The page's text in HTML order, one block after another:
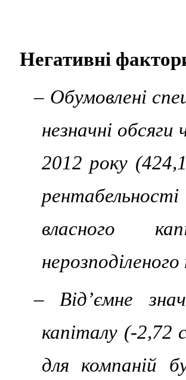
Негативні
– Обумовлені
незначні
2012 року
власного
– Від’ємне
капіталу (-
для компаній